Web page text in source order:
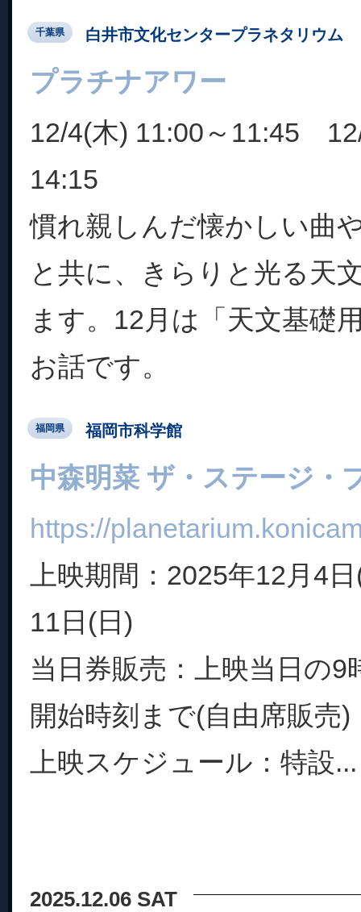
千葉県 白井市文化センタープラネタリウム
プラチナアワー
12/4(木) 11:00～11:45
14:15
慣れ親しんだ懐かしい曲
と共に、きらりと光る天
ます。12月は「天文基礎
お話です。
福岡県 福岡市科学館
中森明菜 ザ・ステージ・
https://
上映期間：2025年12月4
11日(日)
当日券販売：上映当日の9
開始時刻まで(自由席販売)
上映スケジュール：特設...
2025.12.06 SAT